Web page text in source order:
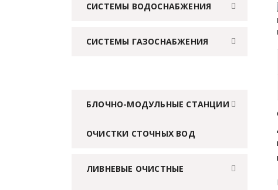
СИСТЕМЫ ВОДОСНАБЖЕНИЯ
СИСТЕМЫ ГАЗОСНАБЖЕНИЯ
БЛОЧНО-МОДУЛЬНЫЕ СТАНЦИИ
ОЧИСТКИ СТОЧНЫХ ВОД
ЛИВНЕВЫЕ ОЧИСТНЫЕ